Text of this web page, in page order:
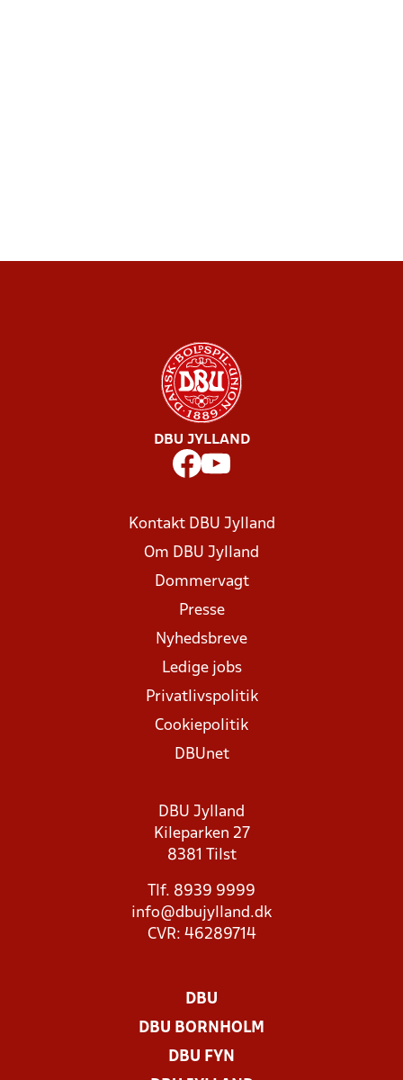
DBU JYLLAND
Kontakt DBU Jylland
Om DBU Jylland
Dommervagt
Presse
Nyhedsbreve
Ledige jobs
Privatlivspolitik
Cookiepolitik
DBUnet
DBU Jylland
Kileparken 27
8381 Tilst
Tlf. 8939 9999
info@dbujylland.dk
CVR: 46289714
DBU
DBU BORNHOLM
DBU FYN